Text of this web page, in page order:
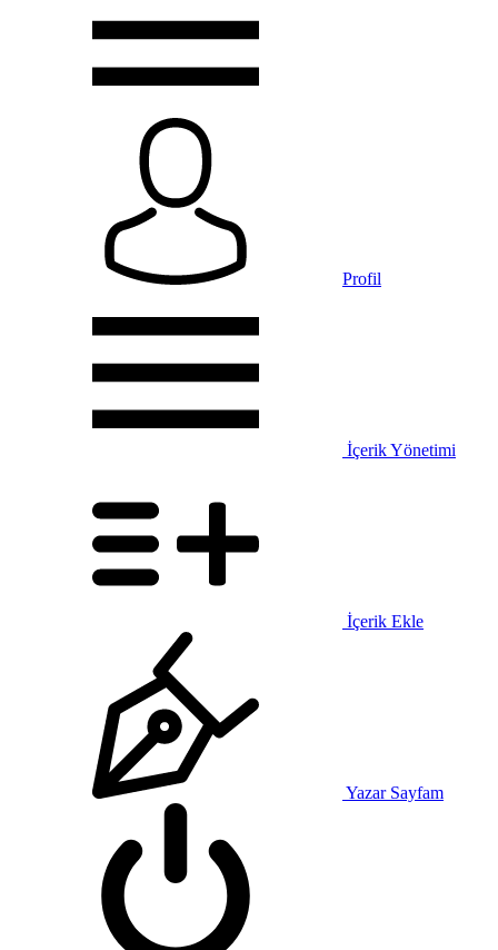
Profil
İçerik Yönetimi
İçerik Ekle
Yazar Sayfam